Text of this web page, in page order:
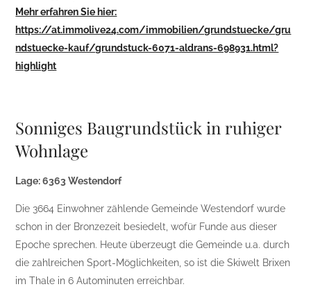
Mehr erfahren Sie hier:
https://at.immolive24.com/immobilien/grundstuecke/gru
ndstuecke-kauf/grundstuck-6071-aldrans-698931.html?
highlight
Sonniges Baugrundstück in ruhiger
Wohnlage
Lage: 6363 Westendorf
Die 3664 Einwohner zählende Gemeinde Westendorf wurde
schon in der Bronzezeit besiedelt, wofür Funde aus dieser
Epoche sprechen. Heute überzeugt die Gemeinde u.a. durch
die zahlreichen Sport-Möglichkeiten, so ist die Skiwelt Brixen
im Thale in 6 Autominuten erreichbar.